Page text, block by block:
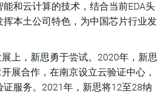
和云计算的技术，结合当前EDA头
本土公司特色，为中国芯片行业发
上，新思勇于尝试。2020年，新思
展合作，在南京设立云验证中心，
服务。2021年，新思将12至28纳